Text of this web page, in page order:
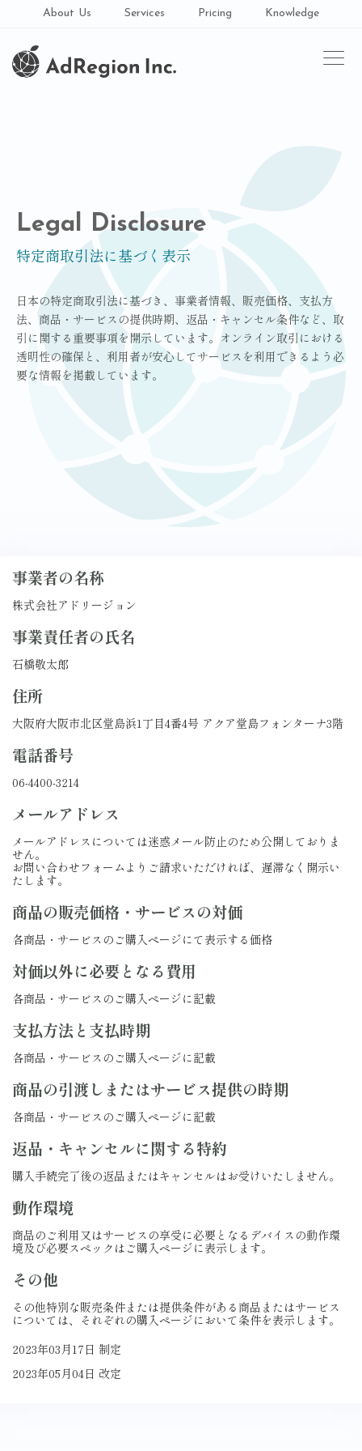
About Us Services Pricing Knowledge
menu
メニュ
Legal Disclosure
特定商取引法に基づく表示
日本の特定商取引法に基づき、事業者情報、販売価格、支払方
法、商品・サービスの提供時期、返品・キャンセル条件など、取
引に関する重要事項を開示しています。オンライン取引における
透明性の確保と、利用者が安心してサービスを利用できるよう必
要な情報を掲載しています。
事業者の名称
株式会社アドリージョン
事業責任者の氏名
石橋敬太郎
住所
大阪府大阪市北区堂島浜1丁目4番4号 アクア堂島フォンターナ3階
電話番号
06-4400-3214
メールアドレス
メールアドレスについては迷惑メール防止のため公開しておりま
せん。
お問い合わせフォームよりご請求いただければ、遅滞なく開示い
たします。
商品の販売価格・サービスの対価
各商品・サービスのご購入ページにて表示する価格
対価以外に必要となる費用
各商品・サービスのご購入ページに記載
支払方法と支払時期
各商品・サービスのご購入ページに記載
商品の引渡しまたはサービス提供の時期
各商品・サービスのご購入ページに記載
返品・キャンセルに関する特約
購入手続完了後の返品またはキャンセルはお受けいたしません。
動作環境
商品のご利用又はサービスの享受に必要となるデバイスの動作環
境及び必要スペックはご購入ページに表示します。
その他
その他特別な販売条件または提供条件がある商品またはサービス
については、それぞれの購入ページにおいて条件を表示します。
2023年03月17日 制定
2023年05月04日 改定